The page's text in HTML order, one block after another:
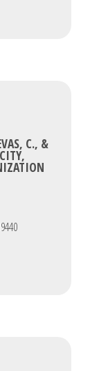
C., &